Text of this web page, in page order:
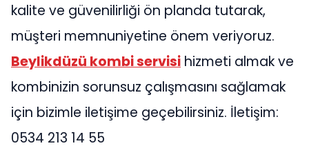
kalite ve güvenilirliği ön planda tutarak,
müşteri memnuniyetine önem veriyoruz.
Beylikdüzü kombi servisi hizmeti almak ve
kombinizin sorunsuz çalışmasını sağlamak
için bizimle iletişime geçebilirsiniz. İletişim:
0534 213 14 55